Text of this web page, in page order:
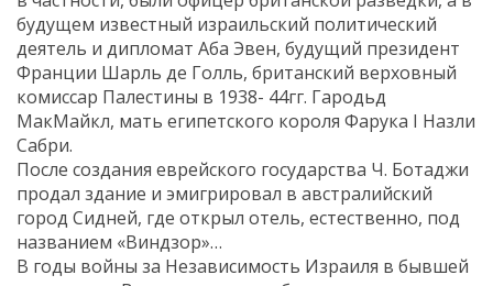
будущем известный израильский политический
деятель и дипломат Аба Эвен, будущий президент
Франции Шарль де Голль, британский верховный
комиссар Палестины в 1938- 44гг. Гародьд
МакМайкл, мать египетского короля Фарука I Назли
Сабри.
После создания еврейского государства Ч. Ботаджи
продал здание и эмигрировал в австралийский
город Сидней, где открыл отель, естественно, под
названием «Виндзор»…
В годы войны за Независимость Израиля в бывшей